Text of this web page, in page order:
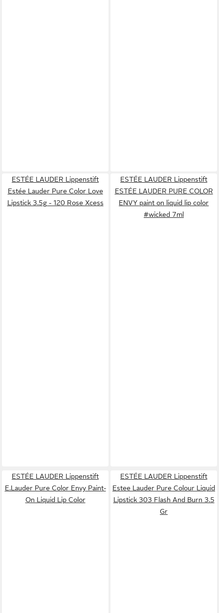
ESTÉE LAUDER Lippenstift
Estée Lauder Pure Color Love
Lipstick 3.5g - 120 Rose Xcess
ESTÉE LAUDER Lippenstift
ESTÉE LAUDER PURE COLOR
ENVY paint on liquid lip color
#wicked 7ml
ESTÉE LAUDER Lippenstift
E.Lauder Pure Color Envy Paint-
On Liquid Lip Color
ESTÉE LAUDER Lippenstift
Estee Lauder Pure Colour Liquid
Lipstick 303 Flash And Burn 3.5
Gr